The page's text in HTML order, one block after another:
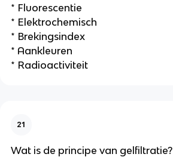
* Fluorescentie
* Elektrochemisch
* Brekingsindex
* Aankleuren
* Radioactiviteit
21
Wat is de principe van gelfiltratie?